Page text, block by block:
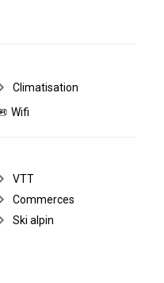
Climatisation
Wifi
VTT
Commerces
Ski alpin